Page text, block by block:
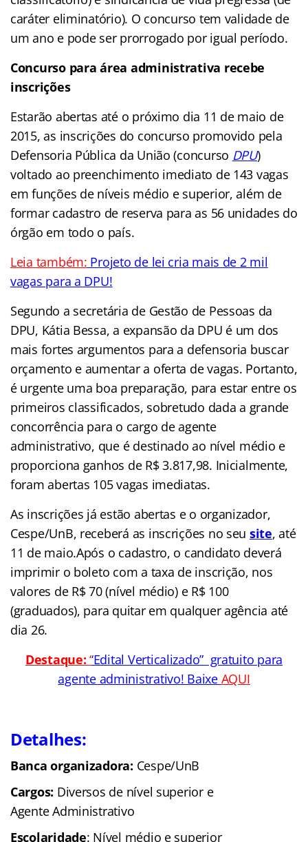
caráter eliminatório). O concurso tem validade de
um ano e pode ser prorrogado por igual período.
Concurso para área administrativa recebe
inscrições
Estarão abertas até o próximo dia 11 de maio de
2015, as inscrições do concurso promovido pela
Defensoria Pública da União (concurso DPU)
voltado ao preenchimento imediato de 143 vagas
em funções de níveis médio e superior, além de
formar cadastro de reserva para as 56 unidades do
órgão em todo o país.
Leia também: Projeto de lei cria mais de 2 mil
vagas para a DPU!
Segundo a secretária de Gestão de Pessoas da
DPU, Kátia Bessa, a expansão da DPU é um dos
mais fortes argumentos para a defensoria buscar
orçamento e aumentar a oferta de vagas. Portanto,
é urgente uma boa preparação, para estar entre os
primeiros classificados, sobretudo dada a grande
concorrência para o cargo de agente
administrativo, que é destinado ao nível médio e
proporciona ganhos de R$ 3.817,98. Inicialmente,
foram abertas 105 vagas imediatas.
As inscrições já estão abertas e o organizador,
Cespe/UnB, receberá as inscrições no seu site,até
11 de maio.Após o cadastro, o candidato deverá
imprimir o boleto com a taxa de inscrição, nos
valores de R$ 70 (nível médio) e R$ 100
(graduados), para quitar em qualquer agência até
dia 26.
Destaque: ‘‘Edital Verticalizado” gratuito para
agente administrativo! Baixe AQUI
Detalhes:
Banca organizadora: Cespe/UnB
Cargos: Diversos de nível superior e
Agente Administrativo
Escolaridade: Nível médio e superior